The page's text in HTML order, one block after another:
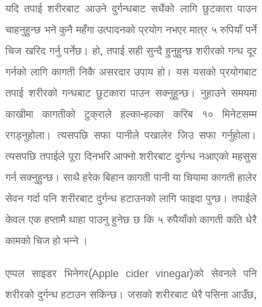
यदि तपाई शरीरबाट आउने दुर्गन्धबाट सधैंको लागि छुटकारा पाउन
चाहनुहुन्छ भने कुनै महँगा उत्पादनको प्रयोग नभएर मात्र ५ रुपियाँ पर्ने
चिज खरिद गर्नु पर्नेछ। हो, तपाई सही सुन्दै हुनुहुन्छ शरीरको गन्ध दूर
गर्नको लागि कागती निकै असरदार उपाय हो। यस यसको प्रयोगबाट
तपाई शरीरको गन्धबाट छुटकारा पाउन सक्नुहुन्छ। नुहाउने समयमा
काखीमा कागतीको टुक्राले हल्का-हल्का करिब १० मिनेटसम्म
रगड्नुहोला। त्यसपछि सफा पानीले पखालेर जिउ सफा गर्नुहोला।
त्यसपछि तपाईले पूरा दिनभरि आफ्नो शरीरबाट दुर्गन्ध नआएको महसुस
गर्न सक्नुहुन्छ। साथै हरेक बिहान कागती पानी या चियामा कागती हालेर
सेवन गर्दा पनि शरीरबाट दुर्गन्ध हटाउनको लागि फाइदा पुग्छ। तपाईले
केवल एक हप्तामै थाहा पाउनु हुनेछ छ कि ५ रुपैयाँको कागती कति धेरै
कामको चिज हो भन्ने ।
एप्पल साइडर भिनेगर(Apple cider vinegar)को सेवनले पनि
शरीरको दुर्गन्ध हटाउन सकिन्छ। जसको शरीरबाट धेरै पसिना आउँछ,